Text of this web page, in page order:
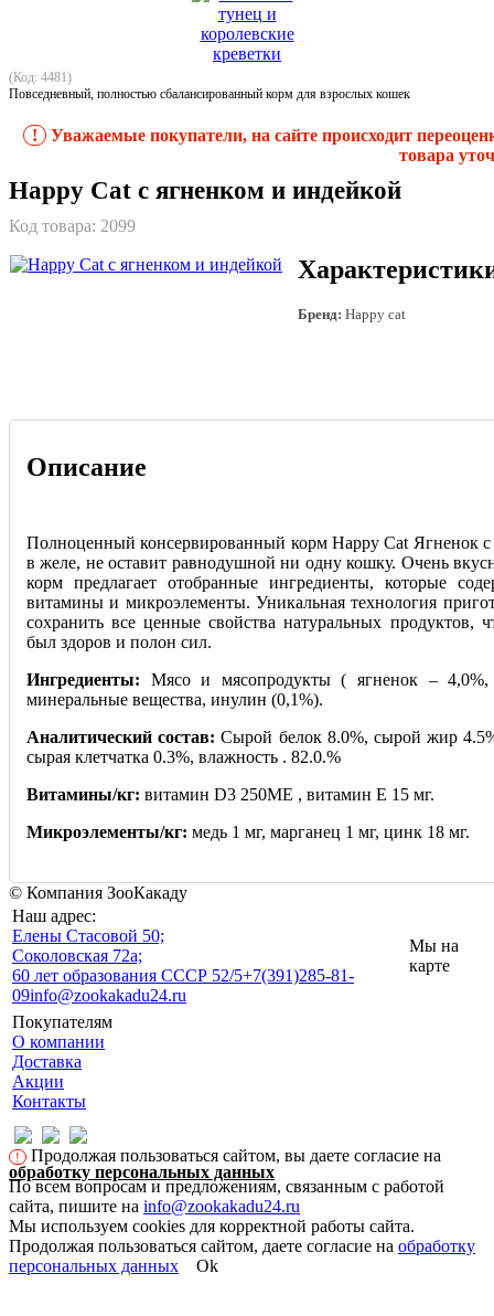
(Код: 4481)
Повседневный, полностью сбалансированный корм для взрослых кошек
!
Уважаемые покупатели, на сайте происходит
товара
Happy Cat с ягненком и индейкой
Код товара: 2099
Бренд: Happy cat
Описание
Полноценный консервированный корм Happy Cat Ягненок
в желе, не оставит равнодушной ни одну кошку. Очень
корм предлагает отобранные ингредиенты, которые
витамины и микроэлементы. Уникальная технология
сохранить все ценные свойства натуральных продуктов,
был здоров и полон сил.
Ингредиенты: Мясо и мясопродукты ( ягненок –
минеральные вещества, инулин (0,1%).
Аналитический состав: Сырой белок 8.0%, сырой жир
сырая клетчатка 0.3%, влажность . 82.0.%
Витамины/кг: витамин D3 250МЕ , витамин Е 15 мг.
Микроэлементы/кг: медь 1 мг, марганец 1 мг, цинк 18 мг.
© Компания ЗооКакаду
Наш адрес:
Eлены Стасовой 50;
Соколовская 72а;
60 лет образования СССР 52/5+7(391)285-81-
09info@zookakadu24.ru
Мы на
карте
Покупателям
О компании
Доставка
Акции
Контакты
!
Продолжая пользоваться сайтом, вы даете согласие на
обработку персональных данных
По всем вопросам и предложениям, связанным с работой
сайта, пишите на info@zookakadu24.ru
Мы используем cookies для корректной работы сайта.
Продолжая пользоваться сайтом, даете согласие на обработку
персональных данных
Ok